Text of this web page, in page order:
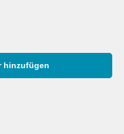
hinzufügen